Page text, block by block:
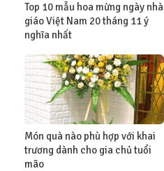
Top 10 mẫu hoa mừng ngày nhà
giáo Việt Nam 20 tháng 11 ý
nghĩa nhất
Món quà nào phù hợp với khai
trương dành cho gia chủ tuổi
mão